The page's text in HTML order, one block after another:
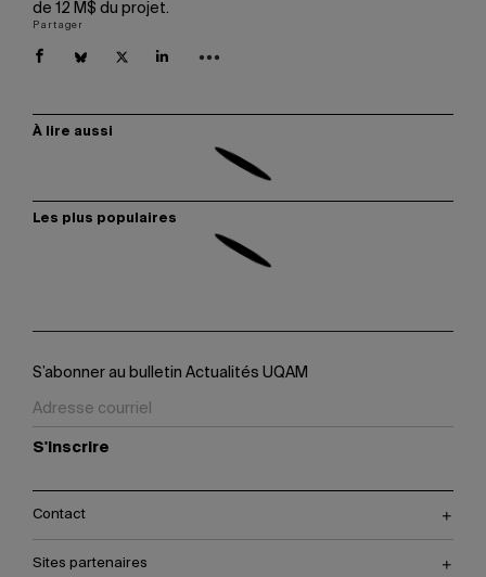
de 12 M$ du projet.
Partager
À lire aussi
Les plus populaires
S’abonner au bulletin Actualités UQAM
S'inscrire
Contact
Sites partenaires